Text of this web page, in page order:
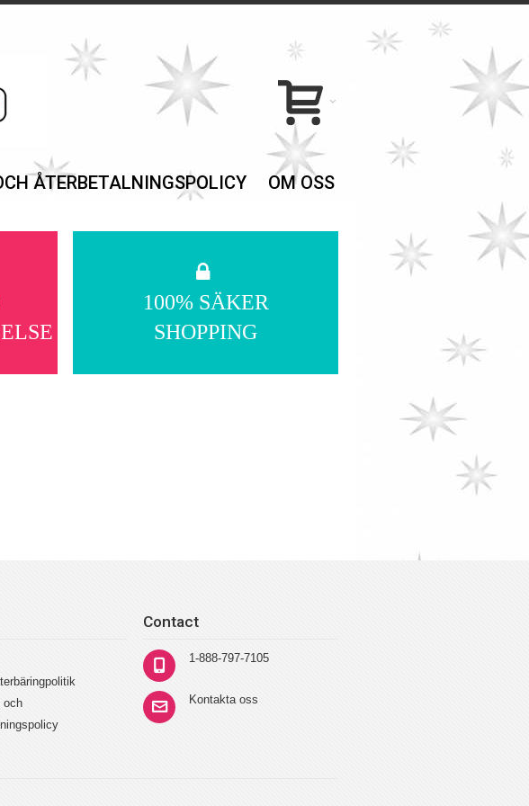
OM OSS
ÅTERBETALNINGSPOLICY
100% SÄKER
SHOPPING
och
Contact
1-888-797-7105
Kontakta oss